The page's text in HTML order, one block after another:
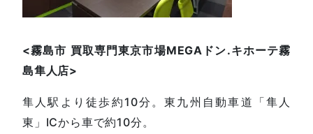
<霧島市 買取専門東京市場MEGA ドン.キホーテ霧
島隼人店>
隼人駅より徒歩約10分。東九州自動車道「隼人
東」ICから車で約10分。